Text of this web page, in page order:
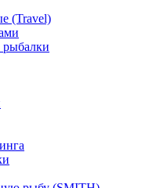
(Travel)
рыбалки